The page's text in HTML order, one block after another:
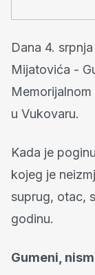
Dana 4.
Mijatovića -
u Vukovaru.
Kada je
kojeg je
suprug, otac,
godinu.
Gumeni,